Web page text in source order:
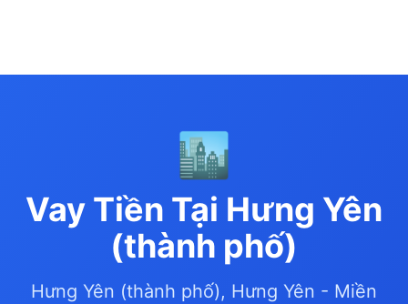
🏙️
Vay Tiền Tại Hưng Yên
(thành phố)
Hưng Yên (thành phố), Hưng Yên - Miền